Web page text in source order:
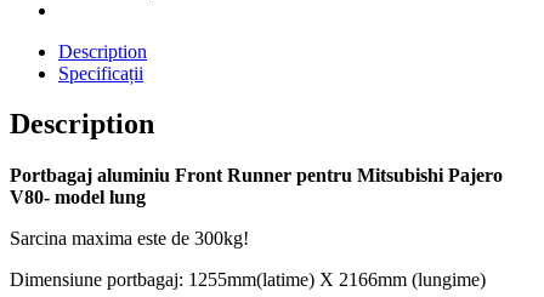
Description
Specificații
Description
Portbagaj aluminiu Front Runner pentru Mitsubishi Pajero
V80- model lung
Sarcina maxima este de 300kg!
Dimensiune portbagaj: 1255mm(latime) X 2166mm (lungime)